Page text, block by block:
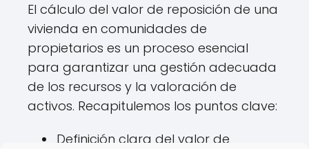
El cálculo del valor de reposición de una
vivienda en comunidades de
propietarios es un proceso esencial
para garantizar una gestión adecuada
de los recursos y la valoración de
activos. Recapitulemos los puntos clave:
Definición clara del valor de